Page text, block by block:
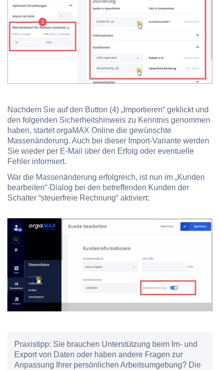
Nachdem Sie auf den Button (4) „Importieren“ geklickt und
den folgenden Sicherheitshinweis zu Kenntnis genommen
haben, startet orgaMAX Online die gewünschte
Massenänderung. Auch bei dieser Import-Variante werden
Sie wieder per E-Mail über den Erfolg oder eventuelle
Fehler informiert.
War die Massenänderung erfolgreich, ist nun im „Kunden
bearbeiten“-Dialog bei den betreffenden Kunden der
Schalter “steuerfreie Rechnung“ aktiviert:
Praxistipp: Sie brauchen Unterstützung beim Im- und
Export von Daten oder haben andere Fragen zur
Anpassung Ihrer persönlichen Arbeitsumgebung? Die